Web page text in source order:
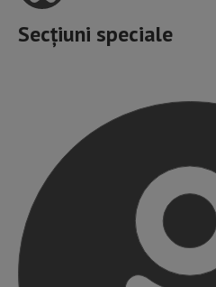
Secțiuni speciale